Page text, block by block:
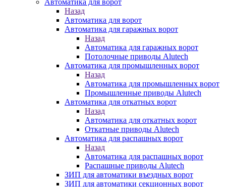
Автоматика для ворот
Назад
Автоматика для ворот
Автоматика для гаражных ворот
Назад
Автоматика для гаражных ворот
Потолочные приводы Alutech
Автоматика для промышленных ворот
Назад
Автоматика для промышленных ворот
Промышленные приводы Alutech
Автоматика для откатных ворот
Назад
Автоматика для откатных ворот
Откатные приводы Alutech
Автоматика для распашных ворот
Назад
Автоматика для распашных ворот
Распашные приводы Alutech
ЗИП для автоматики въездных ворот
ЗИП для автоматики секционных ворот